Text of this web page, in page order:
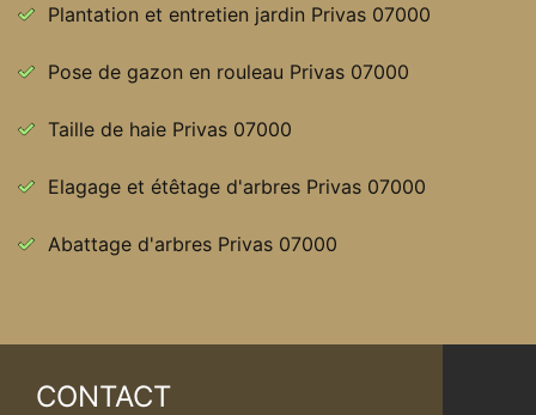
Plantation et entretien jardin Privas 07000
Pose de gazon en rouleau Privas 07000
Taille de haie Privas 07000
Elagage et étêtage d'arbres Privas 07000
Abattage d'arbres Privas 07000
CONTACT